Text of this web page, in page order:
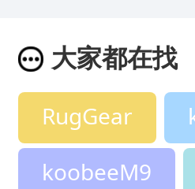
大家都在找
RugGear
koobeeM9